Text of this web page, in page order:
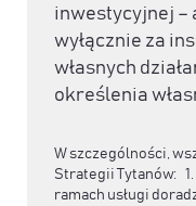
inwestycyjnej –
wyłącznie za
własnych
określenia
W szczególności,
Strategii Tytanów:
ramach usługi